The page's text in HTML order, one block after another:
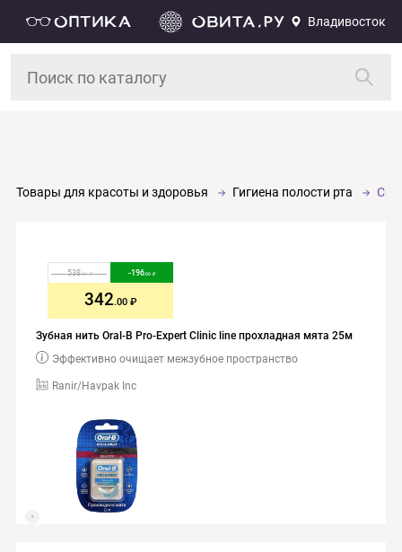
Владивосток
Товары для красоты и здоровья Гигиена полости рта
Зубная нить Oral-B Pro-Expert Clinic line прохладная мята 25м
Ranir/Havpak Inc
Эффективно очищает межзубное пространство
538.00 -196.00
342.00